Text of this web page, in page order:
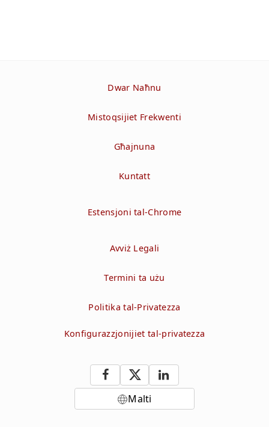
Dwar Naħnu
Mistoqsijiet Frekwenti
Għajnuna
Kuntatt
Estensjoni tal-Chrome
Avviż Legali
Termini ta użu
Politika tal-Privatezza
Konfigurazzjonijiet tal-privatezza
Malti